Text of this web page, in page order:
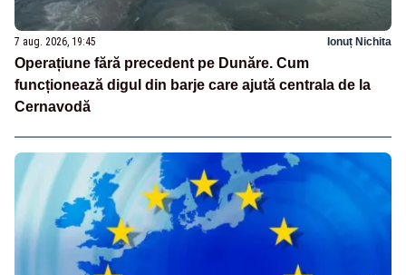
7 aug. 2026, 19:45 Ionuț Nichita
Operațiune fără precedent pe Dunăre. Cum
funcționează digul din barje care ajută centrala de la
Cernavodă